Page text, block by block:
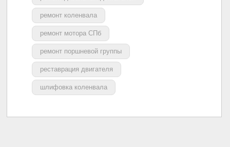
ремонт коленвала
ремонт мотора СПб
ремонт поршневой группы
реставрация двигателя
шлифовка коленвала